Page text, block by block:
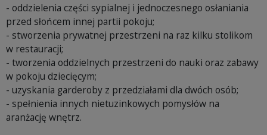
- oddzielenia części sypialnej i jednoczesnego osłaniania
przed słońcem innej partii pokoju;
- stworzenia prywatnej przestrzeni na raz kilku stolikom
w restauracji;
- tworzenia oddzielnych przestrzeni do nauki oraz zabawy
w pokoju dziecięcym;
- uzyskania garderoby z przedziałami dla dwóch osób;
- spełnienia innych nietuzinkowych pomysłów na
aranżację wnętrz.